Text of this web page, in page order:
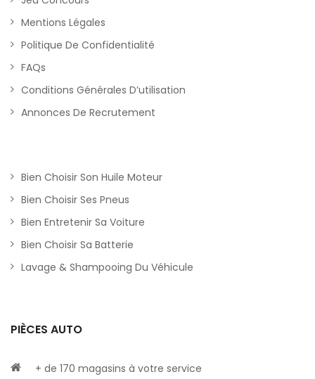
Mentions Légales
Politique De Confidentialité
FAQs
Conditions Générales D’utilisation
Annonces De Recrutement
Bien Choisir Son Huile Moteur
Bien Choisir Ses Pneus
Bien Entretenir Sa Voiture
Bien Choisir Sa Batterie
Lavage & Shampooing Du Véhicule
PIÈCES AUTO
+ de 170 magasins à votre service